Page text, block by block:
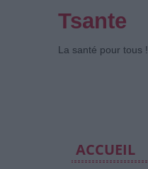
Tsante
La santé pour tous !
ACCUEIL